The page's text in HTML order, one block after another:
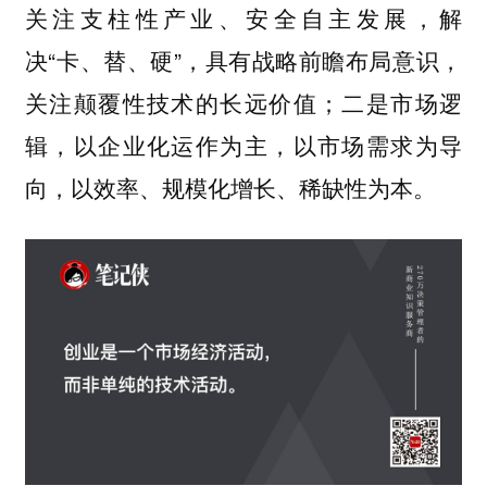
关注支柱性产业、安全自主发展，解
决“卡、替、硬”，具有战略前瞻布局意识，
关注颠覆性技术的长远价值；二是市场逻
辑，以企业化运作为主，以市场需求为导
向，以效率、规模化增长、稀缺性为本。